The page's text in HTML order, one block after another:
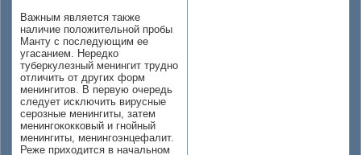
Важным является также
наличие положительной пробы
Манту с последующим ее
угасанием. Нередко
туберкулезный менингит трудно
отличить от других форм
менингитов. В первую очередь
следует исключить вирусные
серозные менингиты, затем
менингококковый и гнойный
менингиты, менингоэнцефалит.
Реже приходится в начальном